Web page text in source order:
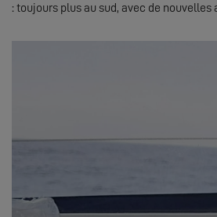
: toujours plus au sud, avec de nouvelles